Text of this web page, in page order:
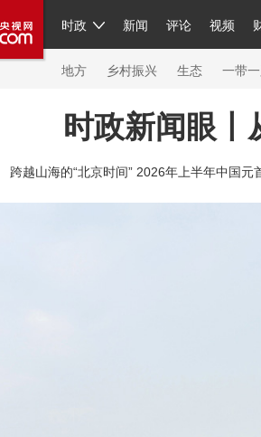
时政 新闻 评论 视频
人民领袖习近平 联播+ 中国
直播 片库 栏目大全 节目单
繁体 海外频道 iPanda
地方 乡村振兴 生态 一带
网络春晚 共产党员网 秧纪录 纪
国内 国际 评论 经济 军事 科技
时政新闻眼丨
跨越山海的“北京时间” 2026年上半年中国元